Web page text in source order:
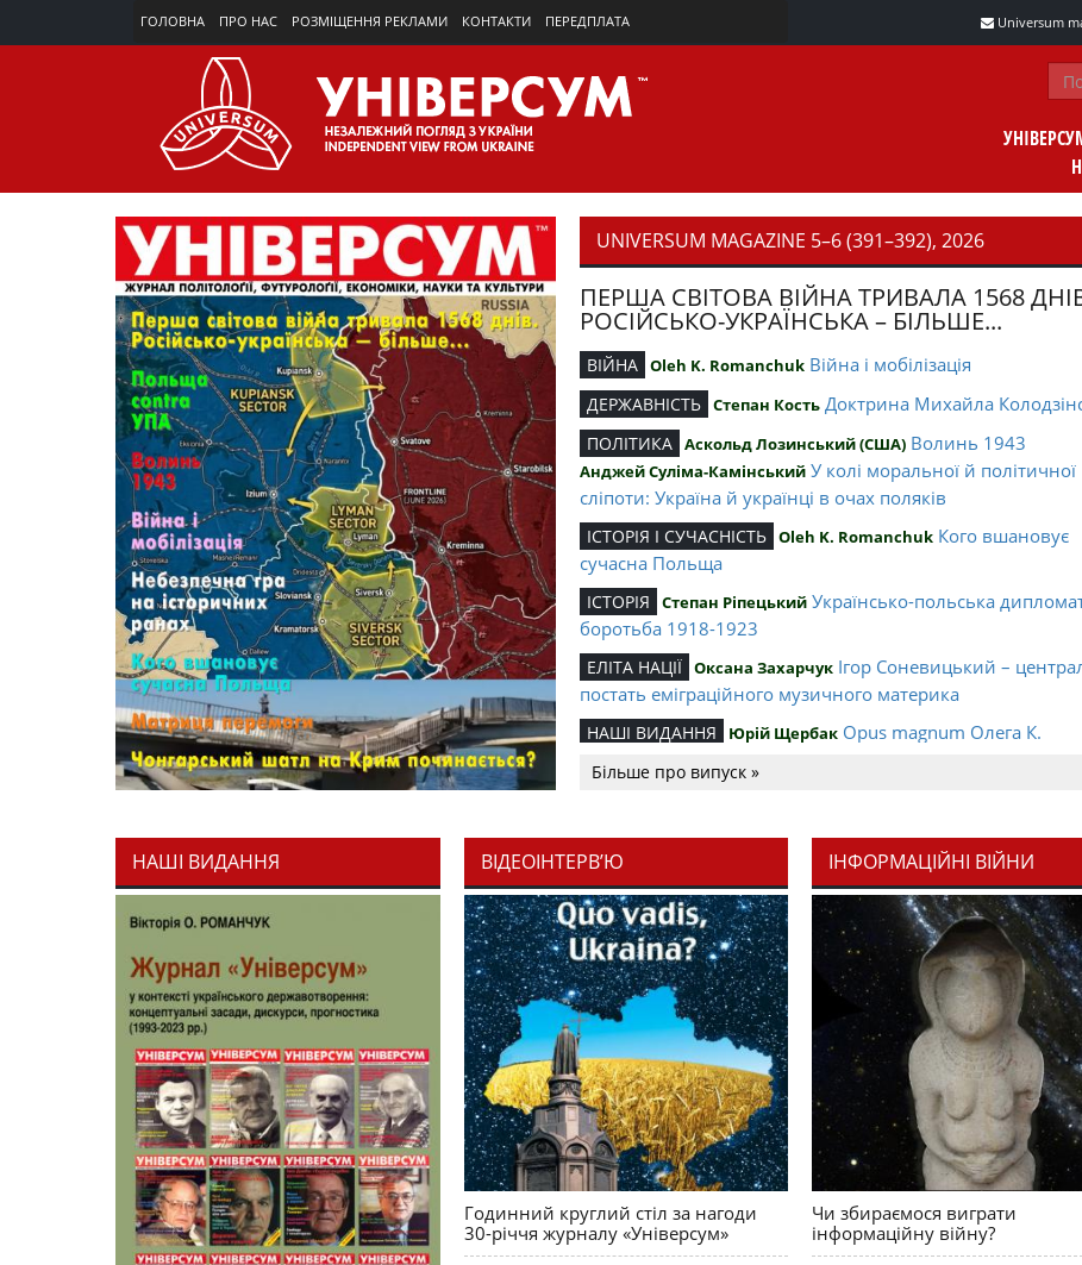
ГОЛОВНА ПРО НАС РОЗМІЩЕННЯ РЕКЛАМИ КОНТАКТИ ПЕРЕДПЛАТА Universum
UNIVERSUM MAGAZINE 5–6 (391–392), 2026
ПЕРША СВІТОВА ВІЙНА ТРИВАЛА 1568
РОСІЙСЬКО-УКРАЇНСЬКА – БІЛЬШЕ...
ВІЙНА Oleh K. Romanchuk Війна і мобілізація
ДЕРЖАВНІСТЬ Степан Кость Доктрина Михайла
ПОЛІТИКА Аскольд Лозинський (США) Волинь 1943
Анджей Суліма-Камінський У колі моральної й політичної
сліпоти: Україна й українці в очах поляків
ІСТОРІЯ І СУЧАСНІСТЬ Oleh K. Romanchuk Кого вшановує
сучасна Польща
ІСТОРІЯ Степан Ріпецький Українсько-польська
боротьба 1918-1923
ЕЛІТА НАЦІЇ Оксана Захарчук Ігор Соневицький –
постать еміграційного музичного материка
НАШІ ВИДАННЯ Юрій Щербак Opus magnum Олега К.
Романчука
Editorial
Журавель і синиця як
української політстратегії й тактики
Більше про випуск »
НАШІ ВИДАННЯ ВІДЕОІНТЕРВ’Ю
Годинний круглий стіл за нагоди
30-річчя журналу «Універсум»
ІНФОРМАЦІЙНІ ВІЙНИ
Чи збираємося виграти
інформаційну війну?